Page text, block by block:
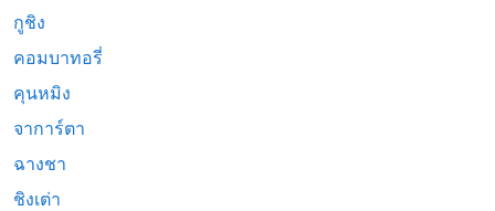
กูชิง
คอมบาทอรี่
คุนหมิง
จาการ์ตา
ฉางชา
ชิงเต่า